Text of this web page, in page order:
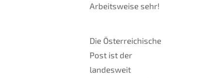
Arbeitsweise sehr!
Die Österreichische
Post ist der
landesweit